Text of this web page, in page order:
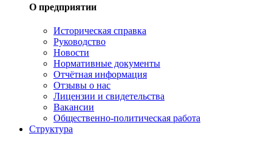
О предприятии
Историческая справка
Руководство
Новости
Нормативные документы
Отчётная информация
Отзывы о нас
Лицензии и свидетельства
Вакансии
Общественно-политическая работа
Структура